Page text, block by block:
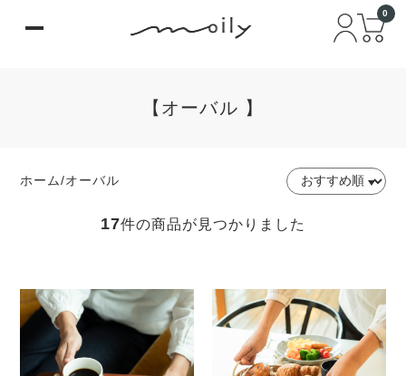
0
【オーバル 】
ホーム/オーバル
17件の商品が見つかりました